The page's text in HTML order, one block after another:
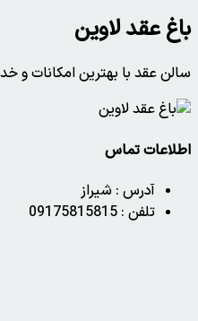
باغ عقد لاوین
سالن عقد با بهترین امکانات و
اطلاعات تماس
آدرس : شیراز
تلفن : 09175815815